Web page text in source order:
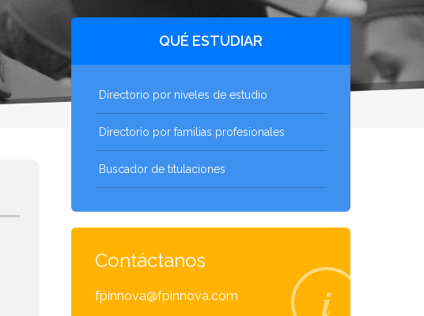
QUÉ ESTUDIAR
Directorio por niveles de estudio
Directorio por familias profesionales
Buscador de titulaciones
Contáctanos
fpinnova@fpinnova.com